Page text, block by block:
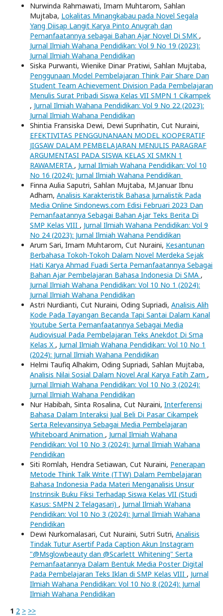
Nurwinda Rahmawati, Imam Muhtarom, Sahlan
Mujtaba, Lokalitas Minangkabau pada Novel Segala
Yang Diisap Langit Karya Pinto Anugrah dan
Pemanfaatannya sebagai Bahan Ajar Novel Di SMK ,
Jurnal Ilmiah Wahana Pendidikan: Vol 9 No 19 (2023):
Jurnal Ilmiah Wahana Pendidikan
Siska Purwanti, Wienike Dinar Pratiwi, Sahlan Mujtaba,
Penggunaan Model Pembelajaran Think Pair Share Dan
Student Team Achievement Division Pada Pembelajaran
Menulis Surat Pribadi Siswa Kelas VII SMPN 1 Cikampek
, Jurnal Ilmiah Wahana Pendidikan: Vol 9 No 22 (2023):
Jurnal Ilmiah Wahana Pendidikan
Shintia Fransiska Dewi, Dewi Suprihatin, Cut Nuraini,
EFEKTIVITAS PENGGUNANAAN MODEL KOOPERATIF
JIGSAW DALAM PEMBELAJARAN MENULIS PARAGRAF
ARGUMENTASI PADA SISWA KELAS XI SMKN 1
RAWAMERTA , Jurnal Ilmiah Wahana Pendidikan: Vol 10
No 16 (2024): Jurnal Ilmiah Wahana Pendidikan
Finna Aulia Saputri, Sahlan Mujtaba, M.Januar Ibnu
Adham, Analisis Karakteristik Bahasa Jurnalistik Pada
Media Online Sindonews.com Edisi Februari 2023 Dan
Pemanfaatannya Sebagai Bahan Ajar Teks Berita Di
SMP Kelas VIII , Jurnal Ilmiah Wahana Pendidikan: Vol 9
No 24 (2023): Jurnal Ilmiah Wahana Pendidikan
Arum Sari, Imam Muhtarom, Cut Nuraini, Kesantunan
Berbahasa Tokoh-Tokoh Dalam Novel Merdeka Sejak
Hati Karya Ahmad Fuadi Serta Pemanfaatannya Sebagai
Bahan Ajar Pembelajaran Bahasa Indonesia Di SMA ,
Jurnal Ilmiah Wahana Pendidikan: Vol 10 No 1 (2024):
Jurnal Ilmiah Wahana Pendidikan
Astri Nurdianti, Cut Nuraini, Oding Supriadi, Analisis Alih
Kode Pada Tayangan Becanda Tapi Santai Dalam Kanal
Youtube Serta Pemanfaatannya Sebagai Media
Audiovisual Pada Pembelajaran Teks Anekdot Di Sma
Kelas X , Jurnal Ilmiah Wahana Pendidikan: Vol 10 No 1
(2024): Jurnal Ilmiah Wahana Pendidikan
Helmi Taufiq Alhakim, Oding Supriadi, Sahlan Mujtaba,
Analisis Nilai Sosial Dalam Novel Aral Karya Fatih Zam ,
Jurnal Ilmiah Wahana Pendidikan: Vol 10 No 3 (2024):
Jurnal Ilmiah Wahana Pendidikan
Nur Habibah, Sinta Rosalina, Cut Nuraini, Interferensi
Bahasa Dalam Interaksi Jual Beli Di Pasar Cikampek
Serta Relevansinya Sebagai Media Pembelajaran
Whiteboard Animation , Jurnal Ilmiah Wahana
Pendidikan: Vol 10 No 3 (2024): Jurnal Ilmiah Wahana
Pendidikan
Siti Romlah, Hendra Setiawan, Cut Nuraini, Penerapan
Metode Think Talk Write (TTW) Dalam Pembelajaran
Bahasa Indonesia Pada Materi Menganalisis Unsur
Instrinsik Buku Fiksi Terhadap Siswa Kelas VII (Studi
Kasus: SMPN 2 Telagasari) , Jurnal Ilmiah Wahana
Pendidikan: Vol 10 No 3 (2024): Jurnal Ilmiah Wahana
Pendidikan
Dewi Nurkomalasari, Cut Nuraini, Sutri Sutri, Analisis
Tindak Tutur Asertif Pada Caption Akun Instagram
"@Msglowbeauty dan @Scarlett_Whitening" Serta
Pemanfaatannya Dalam Bentuk Media Poster Digital
Pada Pembelajaran Teks Iklan di SMP Kelas VIII , Jurnal
Ilmiah Wahana Pendidikan: Vol 10 No 8 (2024): Jurnal
Ilmiah Wahana Pendidikan
1 2 > >>